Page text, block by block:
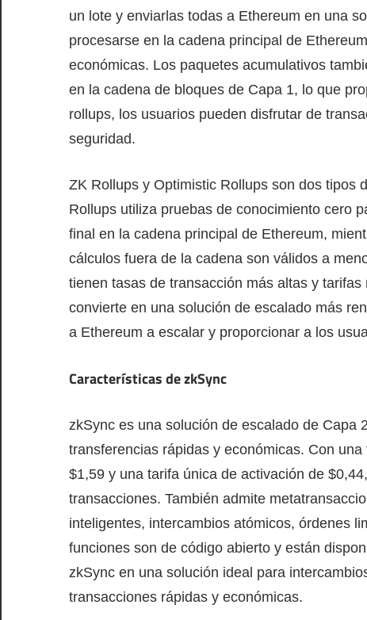
un lote y enviarlas todas a Ethereum en una
procesarse en la cadena principal de
económicas. Los paquetes acumulativos
en la cadena de bloques de Capa 1, lo que
rollups, los usuarios pueden disfrutar de
seguridad.
ZK Rollups y Optimistic Rollups son dos tipos
Rollups utiliza pruebas de conocimiento cero
final en la cadena principal de Ethereum,
cálculos fuera de la cadena son válidos a
tienen tasas de transacción más altas y
convierte en una solución de escalado más
a Ethereum a escalar y proporcionar a los
Características de zkSync
zkSync es una solución de escalado de Capa
transferencias rápidas y económicas. Con
$1,59 y una tarifa única de activación de
transacciones. También admite
inteligentes, intercambios atómicos, órdenes
funciones son de código abierto y están
zkSync en una solución ideal para
transacciones rápidas y económicas.